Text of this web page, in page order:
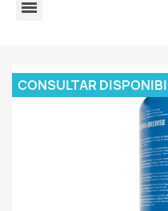
CONSULTAR